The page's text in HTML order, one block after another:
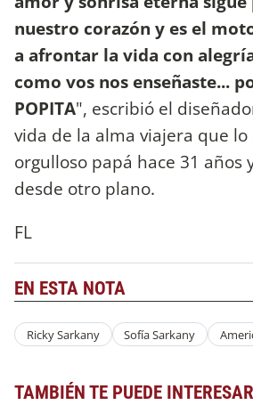
nuestro corazón y es el
a afrontar la vida con
como vos nos enseñaste...
POPITA", escribió el
vida de la alma viajera que
orgulloso papá hace 31 años
desde otro plano.
FL
EN ESTA NOTA
Ricky Sarkany Sofía Sarkany
TAMBIÉN TE PUEDE INTERESAR